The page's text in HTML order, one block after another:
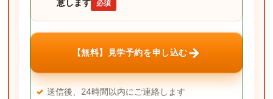
意します
必須
【無料】見学予約を申し込む→
送信後、24時間以内にご連絡します